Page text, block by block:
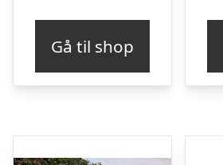
Gå til shop